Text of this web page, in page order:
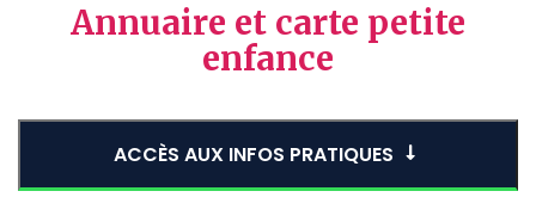
Annuaire et carte petite
enfance
ACCÈS AUX INFOS PRATIQUES